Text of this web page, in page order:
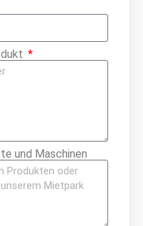
und Maschinen